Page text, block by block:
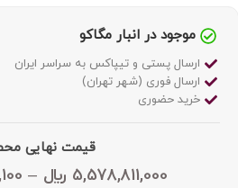
موجود در انبار مگاکو
ارسال پستی و تیپاکس به سراسر ایران
ارسال فوری (شهر تهران)
خرید حضوری
قیمت نهایی
5,578,811,000 ﷼ –